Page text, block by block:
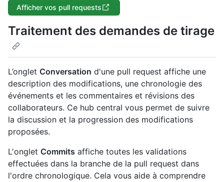
Afficher vos pull requests
Traitement des demandes de tirage
L’onglet Conversation d'une pull request affiche une
description des modifications, une chronologie des
événements et les commentaires et révisions des
collaborateurs. Ce hub central vous permet de suivre
la discussion et la progression des modifications
proposées.
L'onglet Commits affiche toutes les validations
effectuées dans la branche de la pull request dans
l'ordre chronologique. Cela vous aide à comprendre